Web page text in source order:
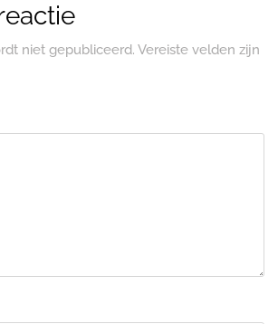
niet gepubliceerd. Vereiste velden zijn